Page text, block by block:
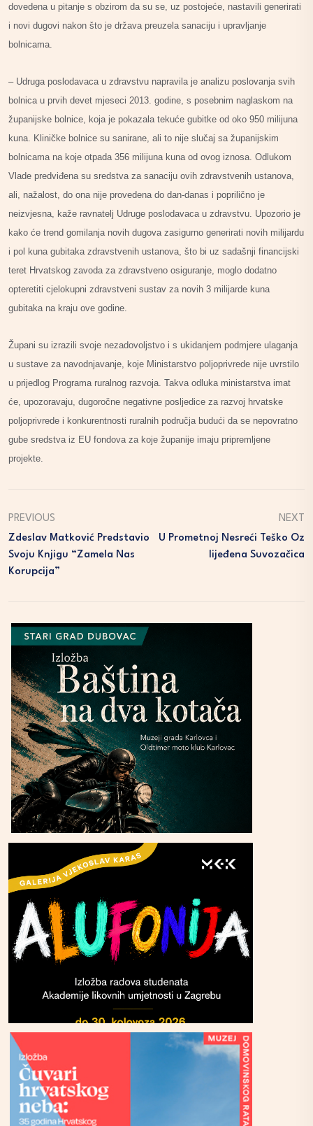
dovedena u pitanje s obzirom da su se, uz postojeće, nastavili generirati
i novi dugovi nakon što je država preuzela sanaciju i upravljanje
bolnicama.
– Udruga poslodavaca u zdravstvu napravila je analizu poslovanja svih
bolnica u prvih devet mjeseci 2013. godine, s posebnim naglaskom na
županijske bolnice, koja je pokazala tekuće gubitke od oko 950 milijuna
kuna. Kliničke bolnice su sanirane, ali to nije slučaj sa županijskim
bolnicama na koje otpada 356 milijuna kuna od ovog iznosa. Odlukom
Vlade predviđena su sredstva za sanaciju ovih zdravstvenih ustanova,
ali, nažalost, do ona nije provedena do dan-danas i poprilično je
neizvjesna, kaže ravnatelj Udruge poslodavaca u zdravstvu. Upozorio je
kako će trend gomilanja novih dugova zasigurno generirati novih milijardu
i pol kuna gubitaka zdravstvenih ustanova, što bi uz sadašnji financijski
teret Hrvatskog zavoda za zdravstveno osiguranje, moglo dodatno
opteretiti cjelokupni zdravstveni sustav za novih 3 milijarde kuna
gubitaka na kraju ove godine.
Župani su izrazili svoje nezadovoljstvo i s ukidanjem podmjere ulaganja
u sustave za navodnjavanje, koje Ministarstvo poljoprivrede nije uvrstilo
u prijedlog Programa ruralnog razvoja. Takva odluka ministarstva imat
će, upozoravaju, dugoročne negativne posljedice za razvoj hrvatske
poljoprivrede i konkurentnosti ruralnih područja budući da se nepovratno
gube sredstva iz EU fondova za koje županije imaju pripremljene
projekte.
PREVIOUS
Zdeslav Matković Predstavio
Svoju Knjigu “Zamela Nas
Korupcija”
NEXT
U Prometnoj Nesreći Teško Oz
Lijeđena Suvozačica